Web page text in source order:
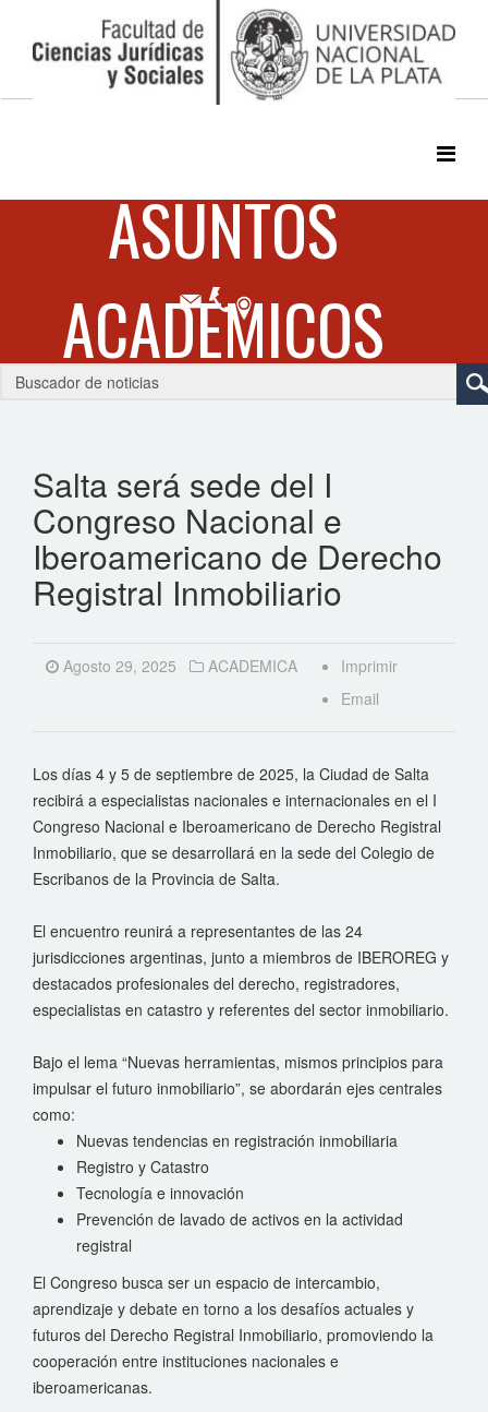
Salta será sede del I
Congreso Nacional e
Iberoamericano de Derecho
Registral Inmobiliario
Agosto 29, 2025 ACADEMICA
Imprimir
Email
Los días 4 y 5 de septiembre de 2025, la Ciudad de Salta
recibirá a especialistas nacionales e internacionales en el I
Congreso Nacional e Iberoamericano de Derecho Registral
Inmobiliario, que se desarrollará en la sede del Colegio de
Escribanos de la Provincia de Salta.
El encuentro reunirá a representantes de las 24
jurisdicciones argentinas, junto a miembros de IBEROREG y
destacados profesionales del derecho, registradores,
especialistas en catastro y referentes del sector inmobiliario.
Bajo el lema “Nuevas herramientas, mismos principios para
impulsar el futuro inmobiliario”, se abordarán ejes centrales
como:
Nuevas tendencias en registración inmobiliaria
Registro y Catastro
Tecnología e innovación
Prevención de lavado de activos en la actividad
registral
El Congreso busca ser un espacio de intercambio,
aprendizaje y debate en torno a los desafíos actuales y
futuros del Derecho Registral Inmobiliario, promoviendo la
cooperación entre instituciones nacionales e
iberoamericanas.